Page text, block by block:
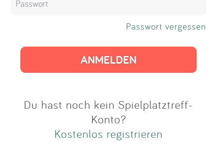
Passwort vergessen
Du hast noch kein Spielplatztreff-
Konto?
Kostenlos registrieren